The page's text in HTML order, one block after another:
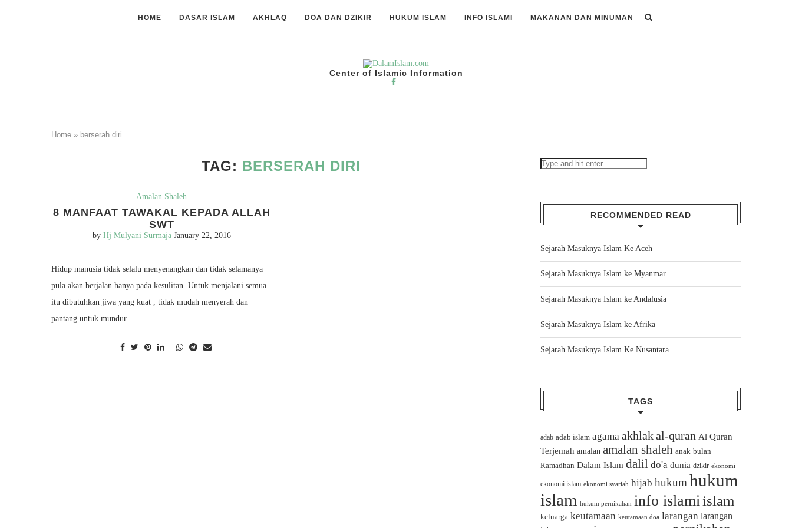
HOME DASAR ISLAM AKHLAQ DOA DAN DZIKIR HUKUM ISLAM INFO ISLAMI MAKANAN DAN MINUMAN
Center of Islamic Information
Home » berserah diri
TAG: BERSERAH DIRI
Amalan Shaleh
8 MANFAAT TAWAKAL KEPADA ALLAH
SWT
by Hj Mulyani Surmaja January 22, 2016
Hidup manusia tidak selalu menyenangkan dan tidak selamanya
pula akan berjalan hanya pada kesulitan. Untuk menjalani semua
itu dibutuhkan jiwa yang kuat , tidak mudah menyerah dan
pantang untuk mundur…
RECOMMENDED READ
Sejarah Masuknya Islam Ke Aceh
Sejarah Masuknya Islam ke Myanmar
Sejarah Masuknya Islam ke Andalusia
Sejarah Masuknya Islam ke Afrika
Sejarah Masuknya Islam Ke Nusantara
TAGS
adab adab islam agama akhlakal-quran Al Quran
Terjemah amalan amalan shaleh anak bulan
Ramadhan Dalam Islam dalil do'a dunia dzikir ekonomi
ekonomi islam ekonomi syariah hijab hukum hukum
islam hukum pernikahan info islamiislam
keluarga keutamaan keutamaan doa larangan larangan